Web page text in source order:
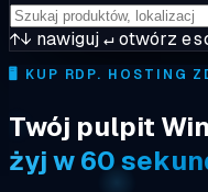
↑↓ nawiguj↵otwórz
🖥️ KUP RDP. HOSTING
Twój pulpit
żyj w 60